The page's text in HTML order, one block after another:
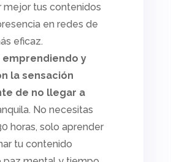
mejor tus contenidos
en redes de
eficaz.
emprendiendo y
la sensación
de no llegar a
No necesitas
horas, solo aprender
tu contenido